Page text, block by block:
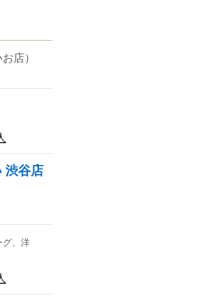
店）
渋谷店
グ、洋